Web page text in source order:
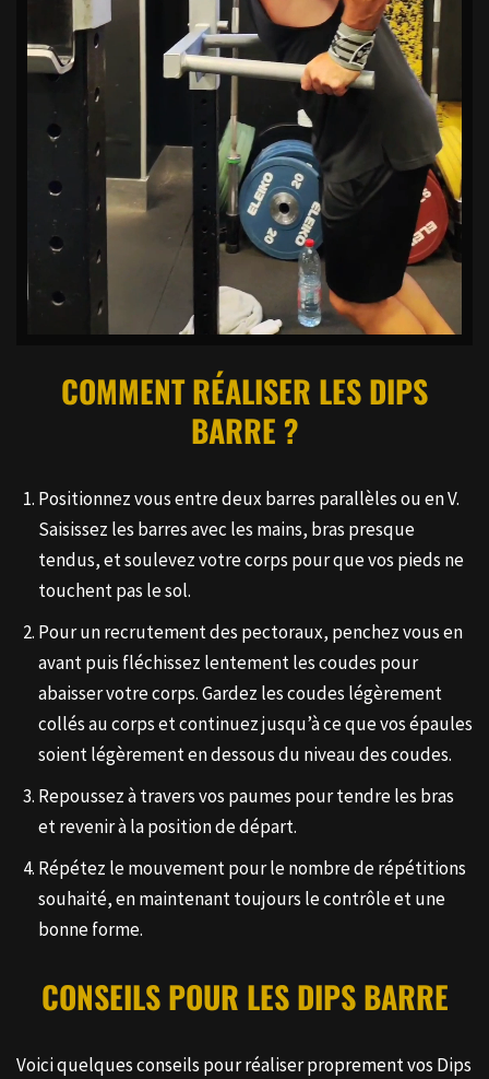
COMMENT RÉALISER LESDIPS
BARRE ?
Positionnez vous entre deux barres parallèles ou en V.
Saisissez les barres avec les mains, bras presque
tendus, et soulevez votre corps pour que vos pieds ne
touchent pas le sol.
Pour un recrutement des pectoraux, penchez vous en
avant puis fléchissez lentement les coudes pour
abaisser votre corps. Gardez les coudes légèrement
collés au corps et continuez jusqu’à ce que vos épaules
soient légèrement en dessous du niveau des coudes.
Repoussez à travers vos paumes pour tendre les bras
et revenir à la position de départ.
Répétez le mouvement pour le nombre de répétitions
souhaité, en maintenant toujours le contrôle et une
bonne forme.
CONSEILS POUR LESDIPS BARRE
Voici quelques conseils pour réaliser proprement vos Dips